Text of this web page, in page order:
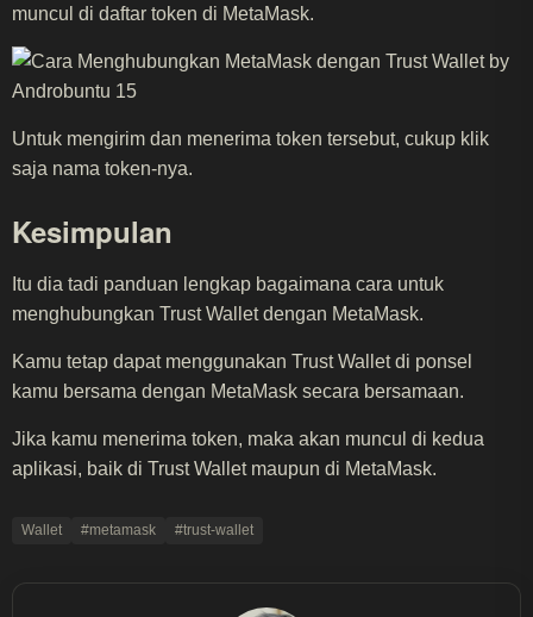
muncul di daftar token di MetaMask.
Untuk mengirim dan menerima token tersebut, cukup klik
saja nama token-nya.
Kesimpulan
Itu dia tadi panduan lengkap bagaimana cara untuk
menghubungkan Trust Wallet dengan MetaMask.
Kamu tetap dapat menggunakan Trust Wallet di ponsel
kamu bersama dengan MetaMask secara bersamaan.
Jika kamu menerima token, maka akan muncul di kedua
aplikasi, baik di Trust Wallet maupun di MetaMask.
Wallet #metamask #trust-wallet